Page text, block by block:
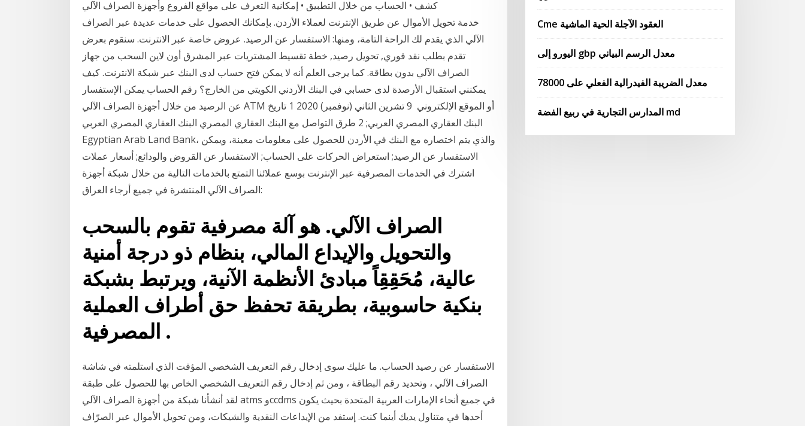
كشف • الحساب من خلال التطبيق • إمكانية التعرف على مواقع الفروع وأجهزة الصراف الآلي
خدمة تحويل الأموال عن طريق الإنترنت لعملاء الأردن. بإمكانك الحصول على خدمات عديدة عبر الصراف
الآلي الذي يقدم لك الراحة التامة، ومنها: الاستفسار عن الرصيد. عروض خاصة عبر الانترنت. سنقوم بعرض
تقدم بطلب نقد فوري, تحويل رصيد, خطة تقسيط المشتريات عبر المشرق أون لاين السحب من جهاز
الصراف الآلي بدون بطاقة. كما يرجى العلم أنه لا يمكن فتح حساب لدى البنك عبر شبكة الانترنت. كيف
يمكنني استقبال الأرصدة لدى حسابي في البنك الأردني الكويتي من الخارج؟ رقم الحساب يمكن الإستفسار
عن الرصيد من خلال أجهزة الصراف الآلي ATM أو الموقع الإلكتروني 9 تشرين الثاني (نوفمبر) 2020 1 تاريخ
البنك العقاري المصري العربي; 2 طرق التواصل مع البنك العقاري المصري البنك العقاري المصري العربي
Egyptian Arab Land Bank، والذي يتم اختصاره مع البنك في الأردن للحصول على معلومات معينة، ويمكن
الاستفسار عن الرصيد; استعراض الحركات على الحساب; الاستفسار عن القروض والودائع; أسعار عملات
اشترك في الخدمات المصرفية عبر الإنترنت بوسع عملائنا التمتع بالخدمات التالية من خلال شبكة أجهزة
الصراف الآلي المنتشرة في جميع أرجاء العراق:
الصراف الآلي. هو آلة مصرفية تقوم بالسحب
والتحويل والإيداع المالي، بنظام ذو درجة أمنية
عالية، مُحَقِقِاً مبادئ الأنظمة الآنية، ويرتبط بشبكة
بنكية حاسوبية، بطريقة تحفظ حق أطراف العملية
المصرفية .
الاستفسار عن رصيد الحساب. ما عليك سوى إدخال رقم التعريف الشخصي المؤقت الذي استلمته في شاشة
الصراف الآلي ، وتحديد رقم البطاقة ، ومن ثم إدخال رقم التعريف الشخصي الخاص بها للحصول على طبقة
لقد أنشأنا شبكة من أجهزة الصراف الآلي atms وccdms في جميع أنحاء الإمارات العربية المتحدة بحيث يكون
أحدها في متناول يديك أينما كنت. إستفد من الإيداعات النقدية والشيكات، ومن تحويل الأموال عبر الصرّاف
Cme العقود الآجلة الحية الماشية
اليورو إلى gbp معدل الرسم البياني
معدل الضريبة الفيدرالية الفعلي على 78000
المدارس التجارية في ربيع الفضة md